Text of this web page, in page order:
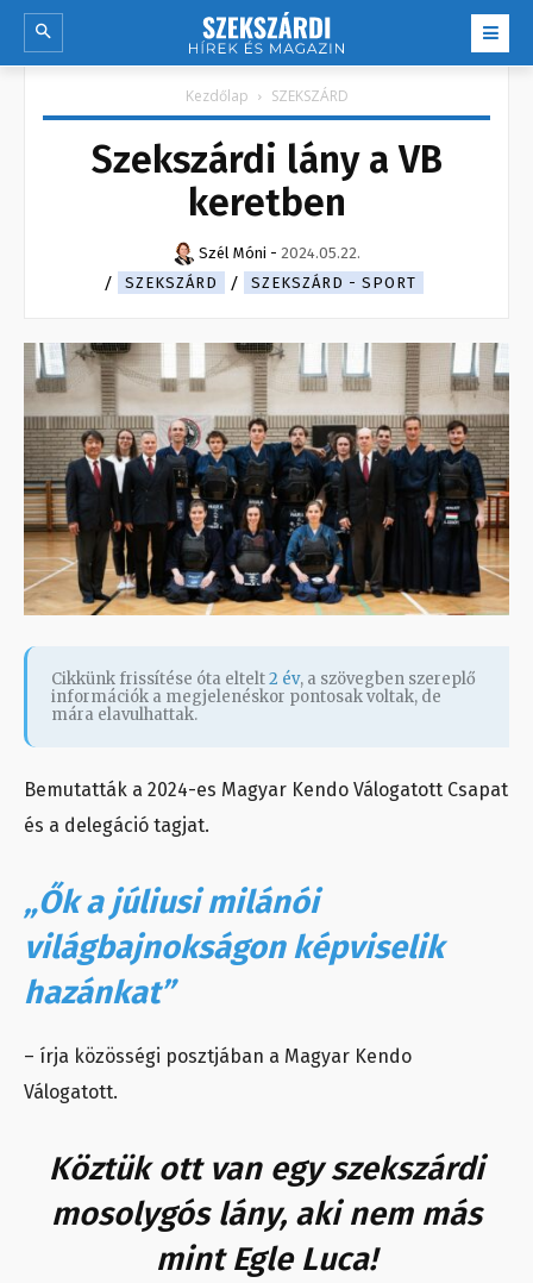
Kezdőlap SZEKSZÁRD
Szekszárdi lány a VB
keretben
Szél Móni - 2024.05.22.
SZEKSZÁRD
SZEKSZÁRD - SPORT
Cikkünk frissítése óta eltelt2 év, a szövegben szereplő
információk a megjelenéskor pontosak voltak, de
mára elavulhattak.
Bemutatták a 2024-es Magyar Kendo Válogatott Csapat
és a delegáció tagjat.
„Ők a júliusi milánói
világbajnokságon képviselik
hazánkat”
– írja közösségi posztjában a Magyar Kendo
Válogatott.
Köztük ott van egy szekszárdi
mosolygós lány, aki nem más
mintEgle Luca!